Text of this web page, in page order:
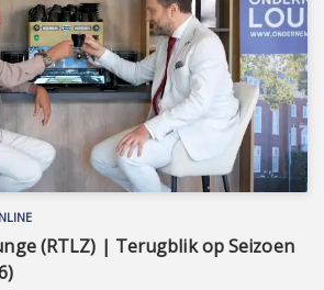
wellness met uw duurzame
Meer informatie:
(https://www.berkenrhode.nl).
(RTLZ) | Terugblik op Seizoen